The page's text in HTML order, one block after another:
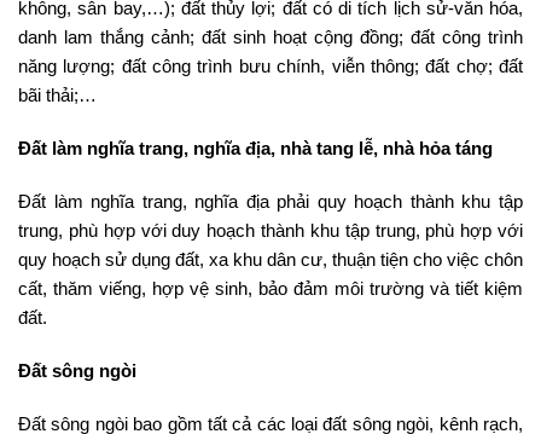
không, sân bay,…); đất thủy lợi; đất có di tích lịch sử-văn hóa,
danh lam thắng cảnh; đất sinh hoạt cộng đồng; đất công trình
năng lượng; đất công trình bưu chính, viễn thông; đất chợ; đất
bãi thải;…
Đất làm nghĩa trang, nghĩa địa, nhà tang lễ, nhà hỏa táng
Đất làm nghĩa trang, nghĩa địa phải quy hoạch thành khu tập
trung, phù hợp với duy hoạch thành khu tập trung, phù hợp với
quy hoạch sử dụng đất, xa khu dân cư, thuận tiện cho việc chôn
cất, thăm viếng, hợp vệ sinh, bảo đảm môi trường và tiết kiệm
đất.
Đất sông ngòi
Đất sông ngòi bao gồm tất cả các loại đất sông ngòi, kênh rạch,